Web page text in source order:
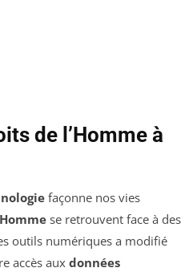
de l’Homme à
façonne nos vies
se retrouvent face à des
outils numériques a modifié
accès aux données